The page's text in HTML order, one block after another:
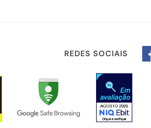
REDES SOCIAIS